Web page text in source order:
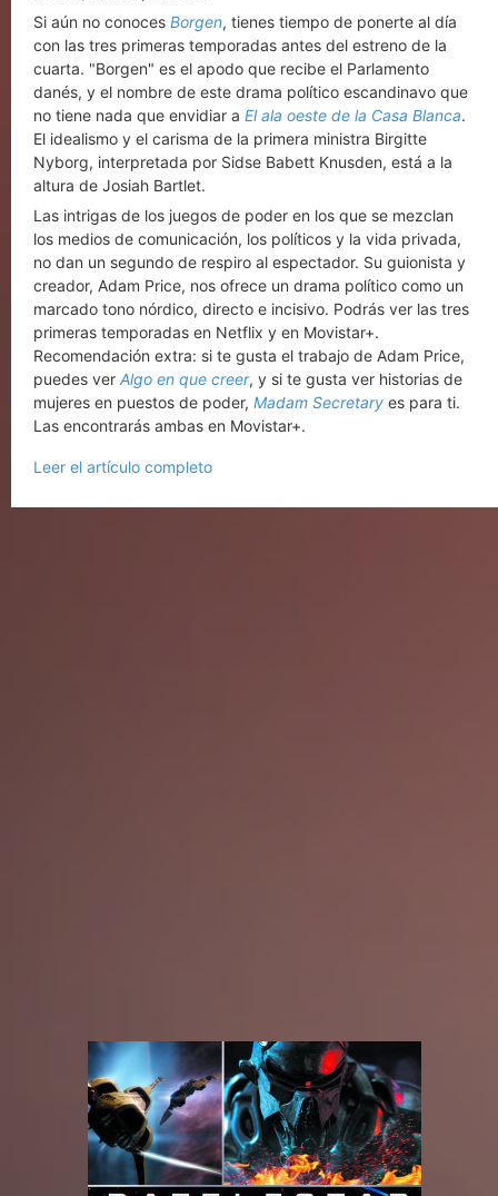
Si aún no conoces Borgen, tienes tiempo de ponerte al día
con las tres primeras temporadas antes del estreno de la
cuarta. "Borgen" es el apodo que recibe el Parlamento
danés, y el nombre de este drama político escandinavo que
no tiene nada que envidiar a El ala oeste de la Casa Blanca.
El idealismo y el carisma de la primera ministra Birgitte
Nyborg, interpretada por Sidse Babett Knusden, está a la
altura de Josiah Bartlet.
Las intrigas de los juegos de poder en los que se mezclan
los medios de comunicación, los políticos y la vida privada,
no dan un segundo de respiro al espectador. Su guionista y
creador, Adam Price, nos ofrece un drama político como un
marcado tono nórdico, directo e incisivo. Podrás ver las tres
primeras temporadas en Netflix y en Movistar+.
Recomendación extra: si te gusta el trabajo de Adam Price,
puedes ver Algo en que creer, y si te gusta ver historias de
mujeres en puestos de poder, Madam Secretary es para ti.
Las encontrarás ambas en Movistar+.
Leer el artículo completo